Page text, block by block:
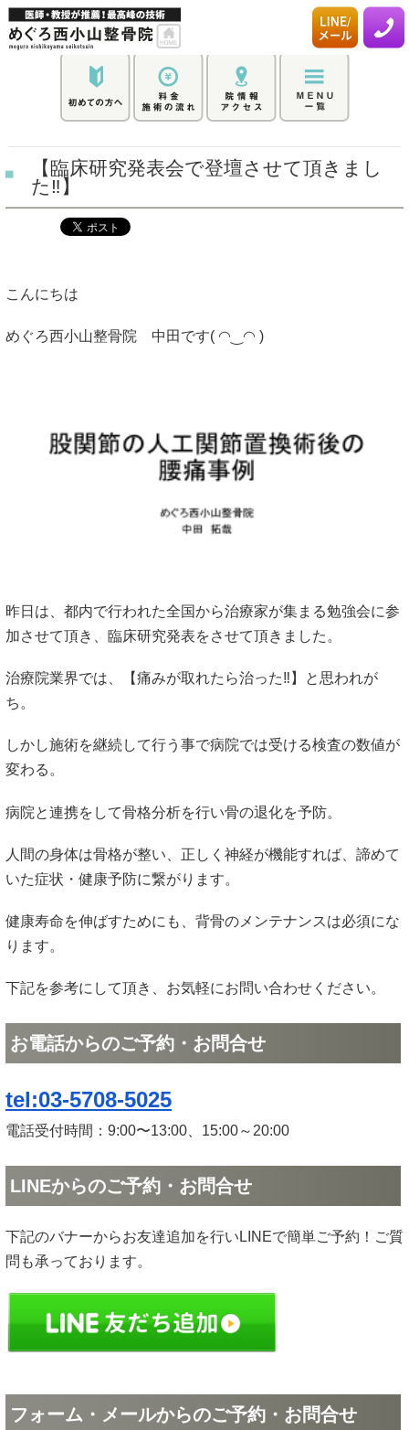
【臨床研究発表会で登壇させて頂きまし
た‼︎】
こんにちは
めぐろ西小山整骨院 中田です( ◠‿◠ )
昨日は、都内で行われた全国から治療家が集まる勉強会に参
加させて頂き、臨床研究発表をさせて頂きました。
治療院業界では、【痛みが取れたら治った‼︎】と思われが
ち。
しかし施術を継続して行う事で病院では受ける検査の数値が
変わる。
病院と連携をして骨格分析を行い骨の退化を予防。
人間の身体は骨格が整い、正しく神経が機能すれば、諦めて
いた症状・健康予防に繋がります。
健康寿命を伸ばすためにも、背骨のメンテナンスは必須にな
ります。
下記を参考にして頂き、お気軽にお問い合わせください。
お電話からのご予約・お問合せ
tel:03-5708-5025
電話受付時間：9:00〜13:00、15:00～20:00
LINEからのご予約・お問合せ
下記のバナーからお友達追加を行いLINEで簡単ご予約！ご質
問も承っております。
フォーム・メールからのご予約・お問合せ